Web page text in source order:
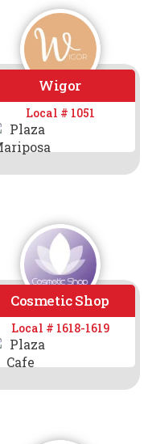
Wigor
Local # 1051
Cosmetic Shop
Local # 1618-1619